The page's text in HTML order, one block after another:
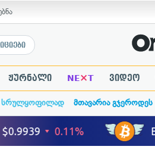
ჟურნალი NE×T ვიდეო
სრულყოფილად მთავარია გჯეროდეს